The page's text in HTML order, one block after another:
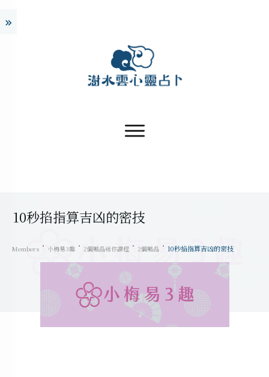
10秒掐指算吉凶的密技
Members 小梅易3趣 2個贈品迷你課程 2個贈品 10秒掐指算吉凶的密技